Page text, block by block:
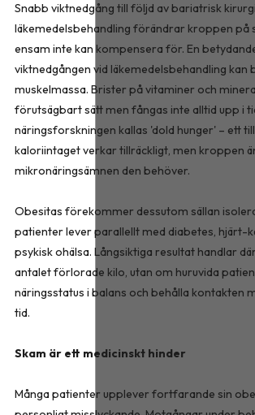
Snabb viktnedgång till följd av bariatrisk
läkemedelsbehandling förändrar kroppen på
ensam inte kan kompensera för. En
viktnedgången vid läkemedelsbehandling kan
muskelmassa. Brister på vitaminer och
förutsägbart sätt men fångas inte alltid upp i
näringsforskningen kallas 'dold hunger' – ett
kaloriintaget verkar tillräckligt, men kroppen
mikronäringsämnen den behöver.
Obesitas förekommer dessutom sällan
patienter lever parallellt med diabetes, hjärt-
psykisk ohälsa. Långsiktiga resultat handlar
antalet förlorade kilo, utan om huruvida
näringsstatus i balans och behålla kontakten
tid.
Skam är ett medicinskt hinder
Många patienter upplever fortfarande sin